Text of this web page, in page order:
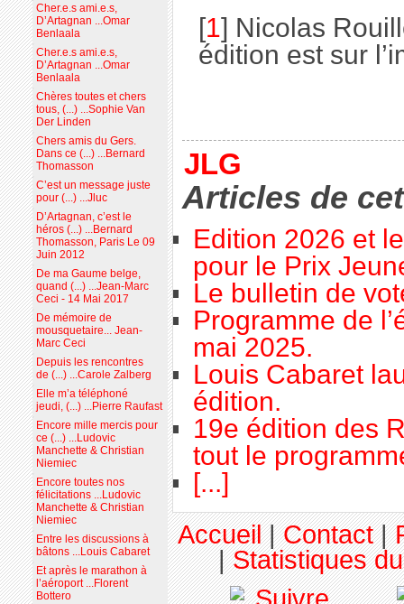
[1] Nicolas
édition est sur
JLG
Articles de
Edition 2026 et
pour le Prix
Le bulletin de
Programme de
mai 2025.
Louis Cabaret
édition.
19e édition des
tout le
[...]
Cher.e.s ami.e.s,
D’Artagnan ...Omar
Benlaala
Cher.e.s ami.e.s,
D’Artagnan ...Omar
Benlaala
Chères toutes et chers
tous, (...) ...Sophie Van
Der Linden
Chers amis du Gers.
Dans ce (...) ...Bernard
Thomasson
C’est un message juste
pour (...) ...Jluc
D’Artagnan, c’est le
héros (...) ...Bernard
Thomasson, Paris Le 09
Juin 2012
De ma Gaume belge,
quand (...) ...Jean-Marc
Ceci - 14 Mai 2017
De mémoire de
mousquetaire... Jean-
Marc Ceci
Depuis les rencontres
de (...) ...Carole Zalberg
Elle m’a téléphoné
jeudi, (...) ...Pierre Raufast
Encore mille mercis pour
ce (...) ...Ludovic
Manchette & Christian
Niemiec
Encore toutes nos
félicitations ...Ludovic
Manchette & Christian
Niemiec
Entre les discussions à
bâtons ...Louis Cabaret
Et après le marathon à
l’aéroport ...Florent
Bottero
Accueil|Contact|
|Statistiques